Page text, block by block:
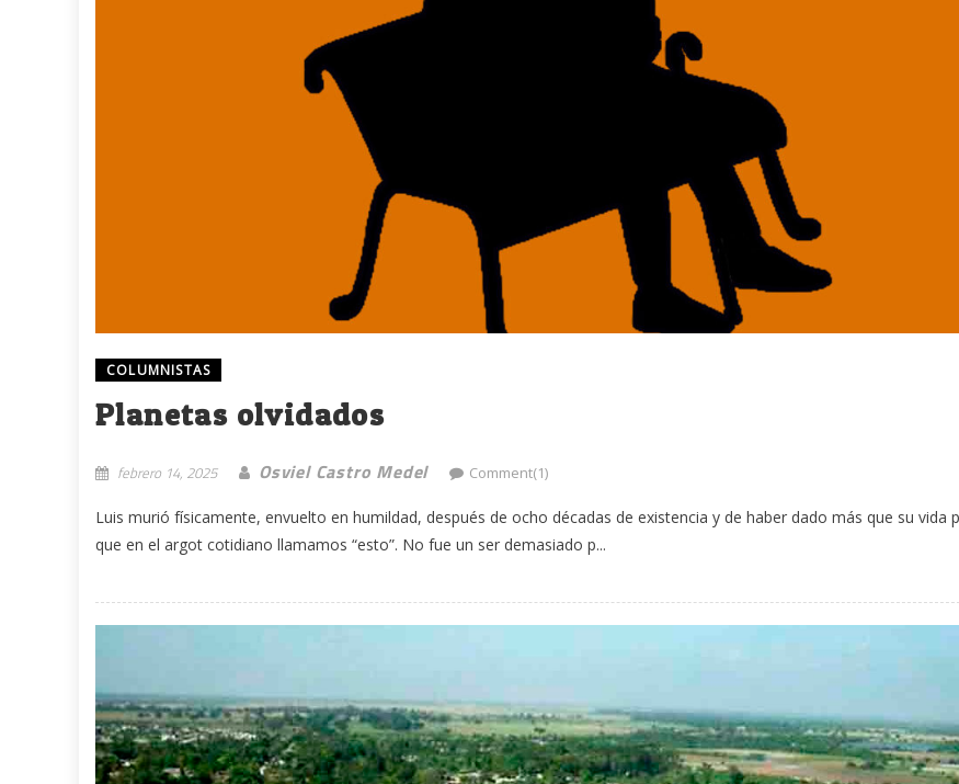
COLUMNISTAS
Planetas olvidados
febrero 14, 2025 Osviel Castro Medel Comment(1)
Luis murió físicamente, envuelto en humildad, después de ocho décadas de existencia y de haber dado más que su vida
que en el argot cotidiano llamamos “esto”. No fue un ser demasiado p...